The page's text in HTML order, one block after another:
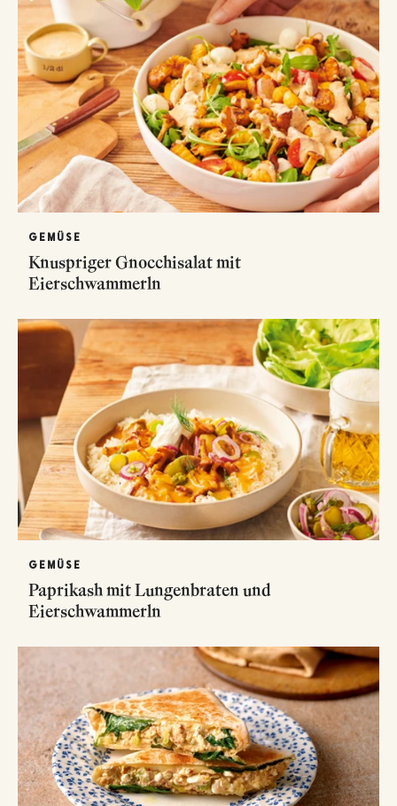
GEMÜSE
Knuspriger Gnocchisalat mit
Eierschwammerln
GEMÜSE
Paprikash mit Lungenbraten und
Eierschwammerln